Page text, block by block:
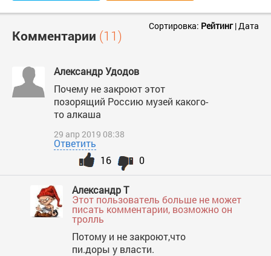
Комментарии (11)
Сортировка: Рейтинг|Дата
Александр Удодов
Почему не закроют этот
позорящий Россию музей какого-
то алкаша
29 апр 2019 08:38
Ответить
0
16
Александр Т
Этот пользователь больше не может
писать комментарии, возможно он
тролль
Потому и не закроют,что
пи.доры у власти.